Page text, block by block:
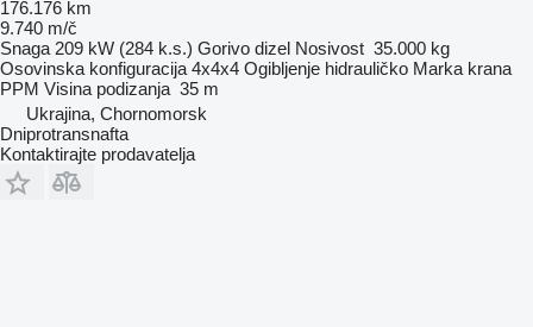
176.176 km
9.740 m/č
Snaga 209 kW (284 k.s.) Gorivo dizel Nosivost 35.000 kg
Osovinska konfiguracija 4x4x4 Ogibljenje hidrauličko Marka krana
PPM Visina podizanja 35 m
Ukrajina, Chornomorsk
Dniprotransnafta
Kontaktirajte prodavatelja